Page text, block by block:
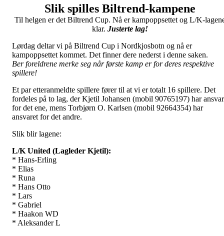
Slik spilles Biltrend-kampene
Til helgen er det Biltrend Cup. Nå er kampoppsettet og L/K-
klar. Justerte lag!
Lørdag deltar vi på Biltrend Cup i Nordkjosbotn og nå er
kampoppsettet kommet. Det finner dere nederst i denne saken.
Ber foreldrene merke seg når første kamp er for deres respektive
spillere!
Et par etteranmeldte spillere fører til at vi er totalt 16 spillere. Det
fordeles på to lag, der Kjetil Johansen (mobil 90765197) har ansvar
for det ene, mens Torbjørn O. Karlsen (mobil 92664354) har
ansvaret for det andre.
Slik blir lagene:
L/K United (Lagleder Kjetil):
* Hans-Erling
* Elias
* Runa
* Hans Otto
* Lars
* Gabriel
* Haakon WD
* Aleksander L